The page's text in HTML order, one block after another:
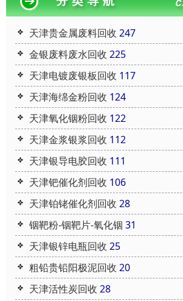
天津贵金属废料回收 247
金银废料废水回收 225
天津电镀废银板回收 117
天津海绵金粉回收 124
天津氧化铟粉回收 122
天津金浆银浆回收 112
天津银导电胶回收 111
天津钯催化剂回收 106
天津铂铑催化剂回收 28
铟靶粉-铟靶片-氧化铟 31
天津银锌电瓶回收 25
粗铅贵铅阳极泥回收 20
天津活性炭回收 28